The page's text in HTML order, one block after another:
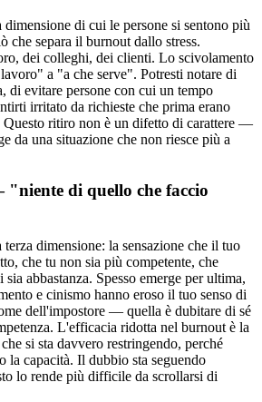
di cui le persone si sentono più
che separa il burnout dallo stress.
dei colleghi, dei clienti. Lo scivolamento
a "a che serve". Potresti notare di
di evitare persone con cui un tempo
irritato da richieste che prima erano
Questo ritiro non è un difetto di carattere —
da una situazione che non riesce più a
di quello che faccio
dimensione: la sensazione che il tuo
che tu non sia più competente, che
abbastanza. Spesso emerge per ultima,
e cinismo hanno eroso il tuo senso di
dell'impostore — quella è dubitare di sé
L'efficacia ridotta nel burnout è la
si sta davvero restringendo, perché
la capacità. Il dubbio sta seguendo
lo rende più difficile da scrollarsi di